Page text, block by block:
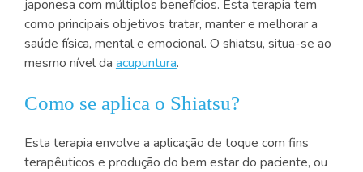
japonesa com múltiplos benefícios. Esta terapia tem
como principais objetivos tratar, manter e melhorar a
saúde física, mental e emocional. O shiatsu, situa-se ao
mesmo nível da acupuntura.
Como se aplica o Shiatsu?
Esta terapia envolve a aplicação de toque com fins
terapêuticos e produção do bem estar do paciente, ou